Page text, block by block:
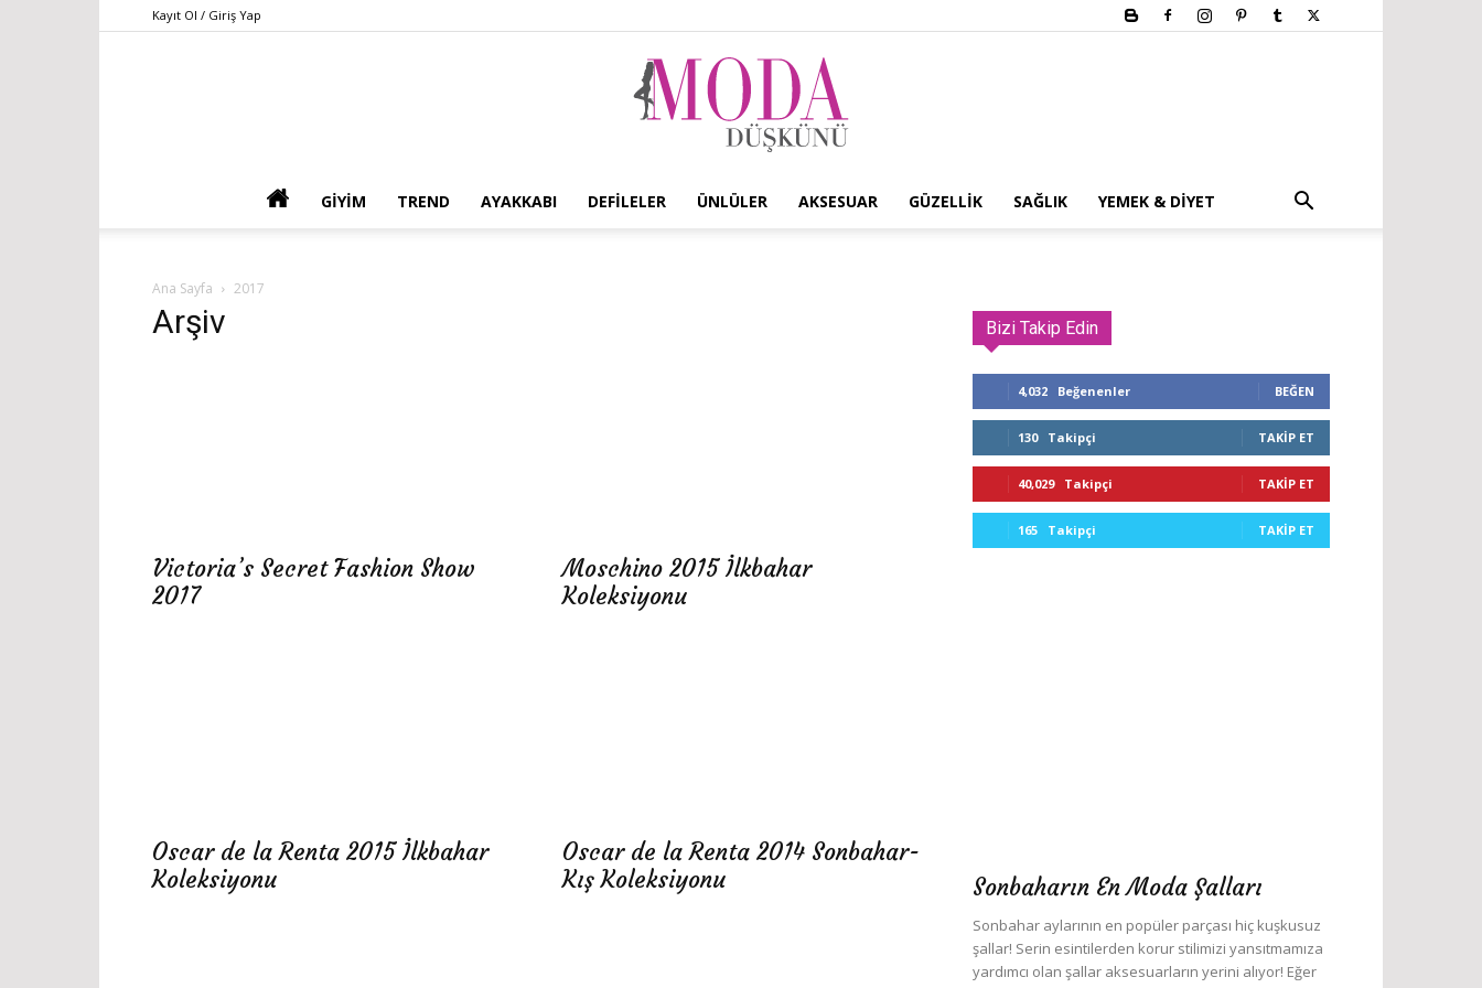
Kayıt Ol / Giriş Yap
GIYIM TREND AYAKKABI DEFILELER ÜNLÜLER AKSESUAR GÜZELLIK SAĞLIK YEMEK & DIYET
Ana Sayfa 2017
Arşiv
Victoria’s Secret Fashion Show
2017
Moschino 2015 İlkbahar
Koleksiyonu
Oscar de la Renta 2015 İlkbahar
Koleksiyonu
Oscar de la Renta 2014 Sonbahar-
Kış Koleksiyonu
Bizi Takip Edin
4,032 Beğenenler BEĞEN
130 Takipçi TAKIP ET
40,029 Takipçi TAKIP ET
165 Takipçi TAKIP ET
Sonbaharın En Moda Şalları
Sonbahar aylarının en popüler parçası hiç kuşkusuz
şallar! Serin esintilerden korur stilimizi yansıtmamıza
yardımcı olan şallar aksesuarların yerini alıyor! Eğer